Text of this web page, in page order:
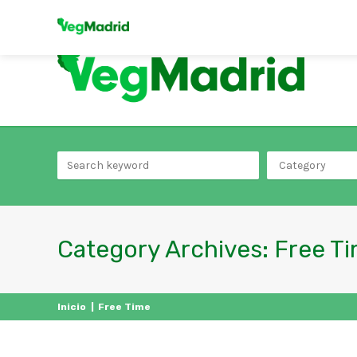
Category
Category Archives: Free
Inicio Free Time